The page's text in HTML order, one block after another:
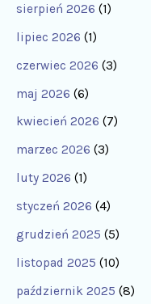
sierpień 2026 (1)
lipiec 2026 (1)
czerwiec 2026 (3)
maj 2026 (6)
kwiecień 2026 (7)
marzec 2026 (3)
luty 2026 (1)
styczeń 2026 (4)
grudzień 2025 (5)
listopad 2025 (10)
październik 2025 (8)